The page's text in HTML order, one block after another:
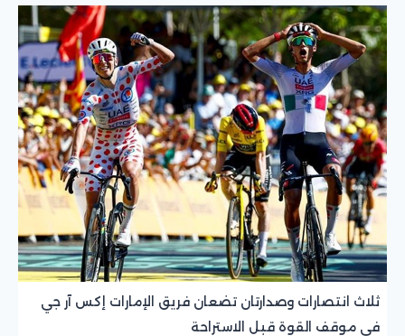
ثلاث انتصارات وصدارتان تضعان فريق الإمارات إكس آر جي
في موقف القوة قبل الاستراحة